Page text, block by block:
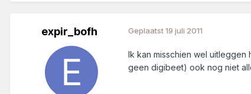
expir_bofh Geplaatst19 juli 2011
Ik kan misschien wel
geen digibeet) ook nog niet